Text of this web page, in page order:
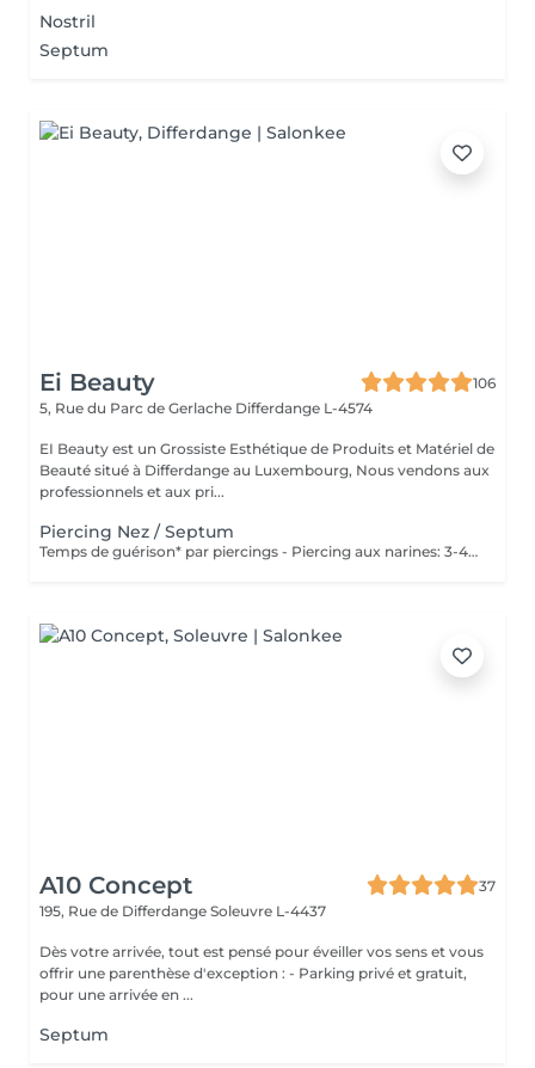
Nostril
Septum
Ei Beauty
106
5, Rue du Parc de Gerlache Differdange L-4574
EI Beauty est un Grossiste Esthétique de Produits et Matériel de
Beauté situé à Differdange au Luxembourg, Nous vendons aux
professionnels et aux pri...
Piercing Nez / Septum
Temps de guérison* par piercings - Piercing aux narines: 3-4 semaines - Piercing septum: 4-8 semaines *Notez également qu'il est indispensable de réaliser les soins quotidiennement pour que la cicatrisation se fasse dans les meilleures conditions. *La guérison est différente d'une personne à l'autre **Si vous êtes mineur, l'autorisation parentale est obligatoire.
A10 Concept
37
195, Rue de Differdange Soleuvre L-4437
Dès votre arrivée, tout est pensé pour éveiller vos sens et vous
offrir une parenthèse d'exception : - Parking privé et gratuit,
pour une arrivée en ...
Septum